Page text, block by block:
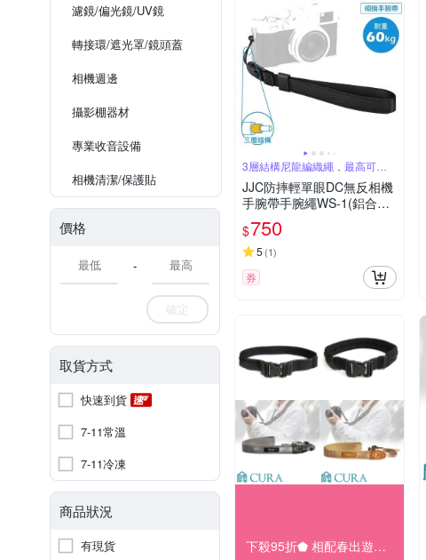
濾鏡/偏光鏡/UV鏡
轉接環/遮光罩/鏡頭蓋
相機週邊
攝影棚器材
專業收音設備
相機清潔/保護貼
價格
-
確定
取貨方式
快速到貨
7-11常溫
7-11冷凍
商品狀況
有現貨
3層結構尼龍編織繩，最高可達
60KG耐重
JJC防摔輕單眼DC無反相機
手腕帶手腕繩WS-1(鋁合金
快扣式；荷重60kg，三層尼
龍編織繩)Camera Wrist Str
ap
$750
5 (1)
券
下殺95折⬟ 相配春出遊大促